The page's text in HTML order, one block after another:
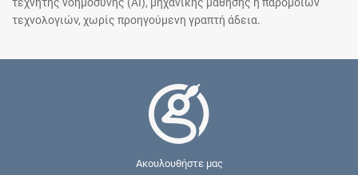
τεχνολογιών, χωρίς προηγούμενη γραπτή άδεια.
Ακουλουθήστε μας